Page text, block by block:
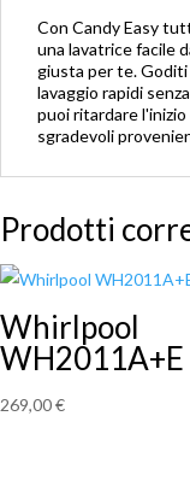
Con Candy Easy
una lavatrice facile
giusta per te. Goditi
lavaggio rapidi
puoi ritardare
sgradevoli
Prodotti
Whirlpool
WH2011A+E
269,00€